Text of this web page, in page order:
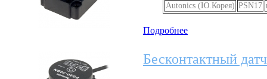
Autonics (Ю.Корея) PSN17
Подробнее
Бесконтактный